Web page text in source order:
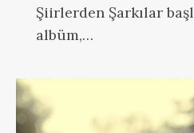
Şiirlerden Şarkılar
albüm,…